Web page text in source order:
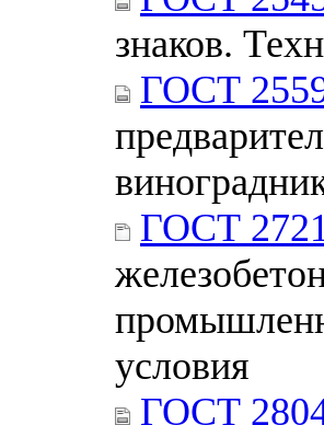
знаков.
ГОСТ
ГОСТ
условия
ГОСТ